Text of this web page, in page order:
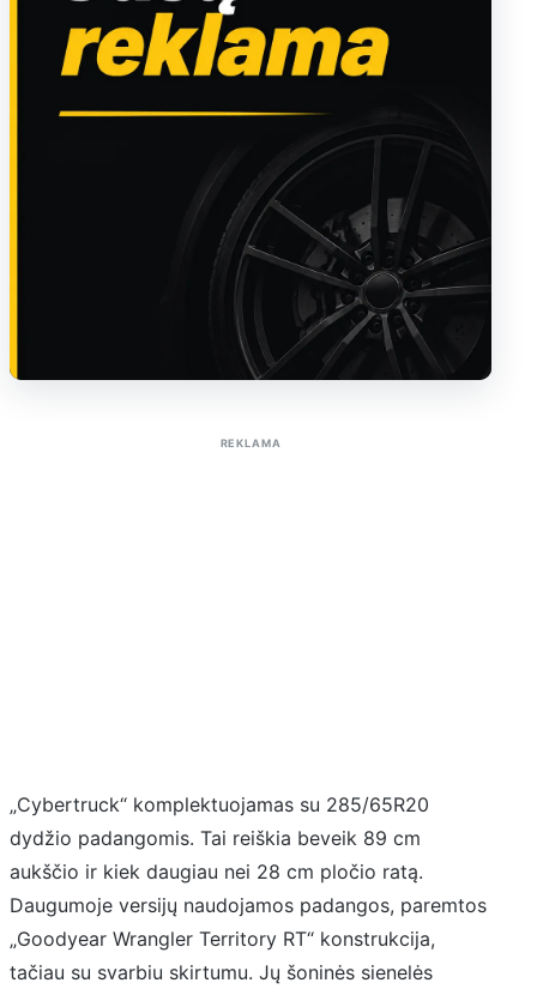
REKLAMA
„Cybertruck“ komplektuojamas su 285/65R20
dydžio padangomis. Tai reiškia beveik 89 cm
aukščio ir kiek daugiau nei 28 cm pločio ratą.
Daugumoje versijų naudojamos padangos, paremtos
„Goodyear Wrangler Territory RT“ konstrukcija,
tačiau su svarbiu skirtumu. Jų šoninės sienelės